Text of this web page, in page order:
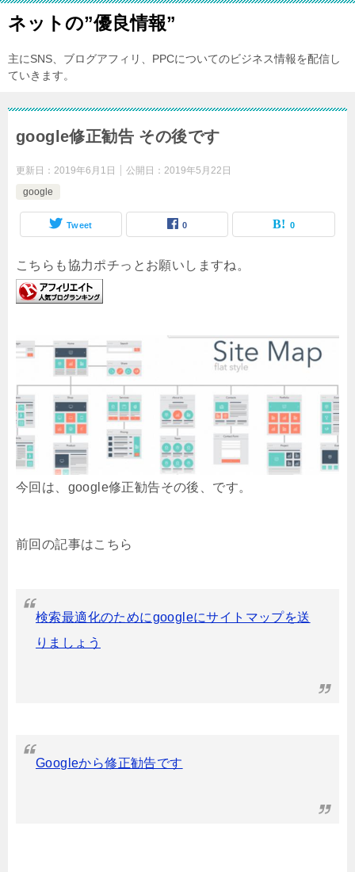
ネットの”優良情報”
主にSNS、ブログアフィリ、PPCについてのビジネス情報を配信し
ていきます。
google修正勧告 その後です
更新日： 2019年6月1日 公開日： 2019年5月22日
google
Tweet 0 0
こちらも協力ポチっとお願いしますね。
今回は、google修正勧告その後、です。
前回の記事はこちら
検索最適化のためにgoogleにサイトマップを送
りましょう
Googleから修正勧告です